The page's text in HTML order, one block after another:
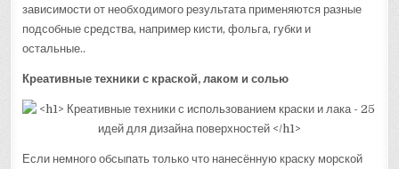
зависимости от необходимого результата применяются разные
подсобные средства, например кисти, фольга, губки и
остальные..
Креативные техники с краской, лаком и солью
Если немного обсыпать только что нанесённую краску морской